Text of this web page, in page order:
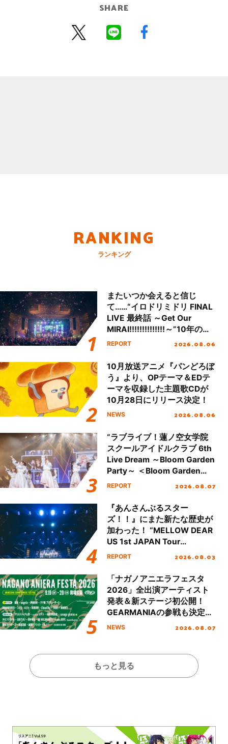
SHARE
RANKING
ランキング
またいつか会えると信じ
て……“イロドリミドリ FINAL
LIVE 最終話 ～Get Our
MIRAI!!!!!!!!!!!!!!～”10年の活
動を経てファイナルを迎える
REPORT 2026.08.06
10月放送アニメ『パンどろぼ
う』より、OPテーマ＆EDテ
ーマを収録した主題歌CDが
10月28日にリリース決定！
NEWS 2026.08.06
“ラブライブ！蓮ノ空女学院
スクールアイドルクラブ 6th
Live Dream ～Bloom Garden
Party～ ＜Bloom Garden
Party Stage／埼玉公演＞”
REPORT 2026.08.07
『あんさんぶるスター
ズ！！』にまた新たな歴史が
加わった！ “MELLOW DEAR
US 1st JAPAN Tour
Final「NICE to meet YOU
ート!!
REPORT 2026.08.03
「ナガノアニエラフェスタ
2026」全出演アーティスト
発表＆新ステージ初公開！
GEARMANIAの参戦も決定
し、初となる第3ステージの
NEWS 2026.08.07
もっと見る